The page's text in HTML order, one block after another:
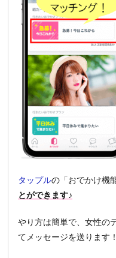
タップルの「おでかけ機
とができます♪
やり方は簡単で、女性の
てメッセージを送ります！